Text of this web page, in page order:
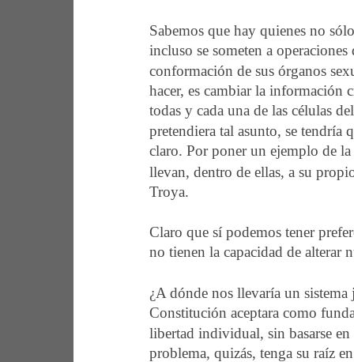
Sabemos que hay quienes no
incluso se someten a
conformación de sus órganos
hacer, es cambiar la información
todas y cada una de las células
pretendiera tal asunto, se tendría
claro. Por poner un ejemplo de
llevan, dentro de ellas, a su
Troya.
Claro que sí podemos tener
no tienen la capacidad de alterar
¿A dónde nos llevaría un
Constitución aceptara como
libertad individual, sin basarse
problema, quizás, tenga su raíz